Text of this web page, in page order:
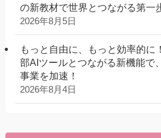
の新教材で世界とつながる第一
2026年8月5日
もっと自由に、もっと効率的に
部AIツールとつながる新機能で
事業を加速！
2026年8月4日